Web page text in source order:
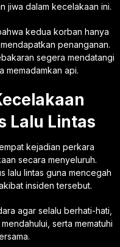
jiwa dalam kecelakaan ini.
kedua korban hanya
penanganan.
segera mendatangi
memadamkan api.
Lalu Lintas
kejadian perkara
secara menyeluruh.
lalu lintas guna mencegah
insiden tersebut.
agar selalu berhati-hati,
serta mematuhi